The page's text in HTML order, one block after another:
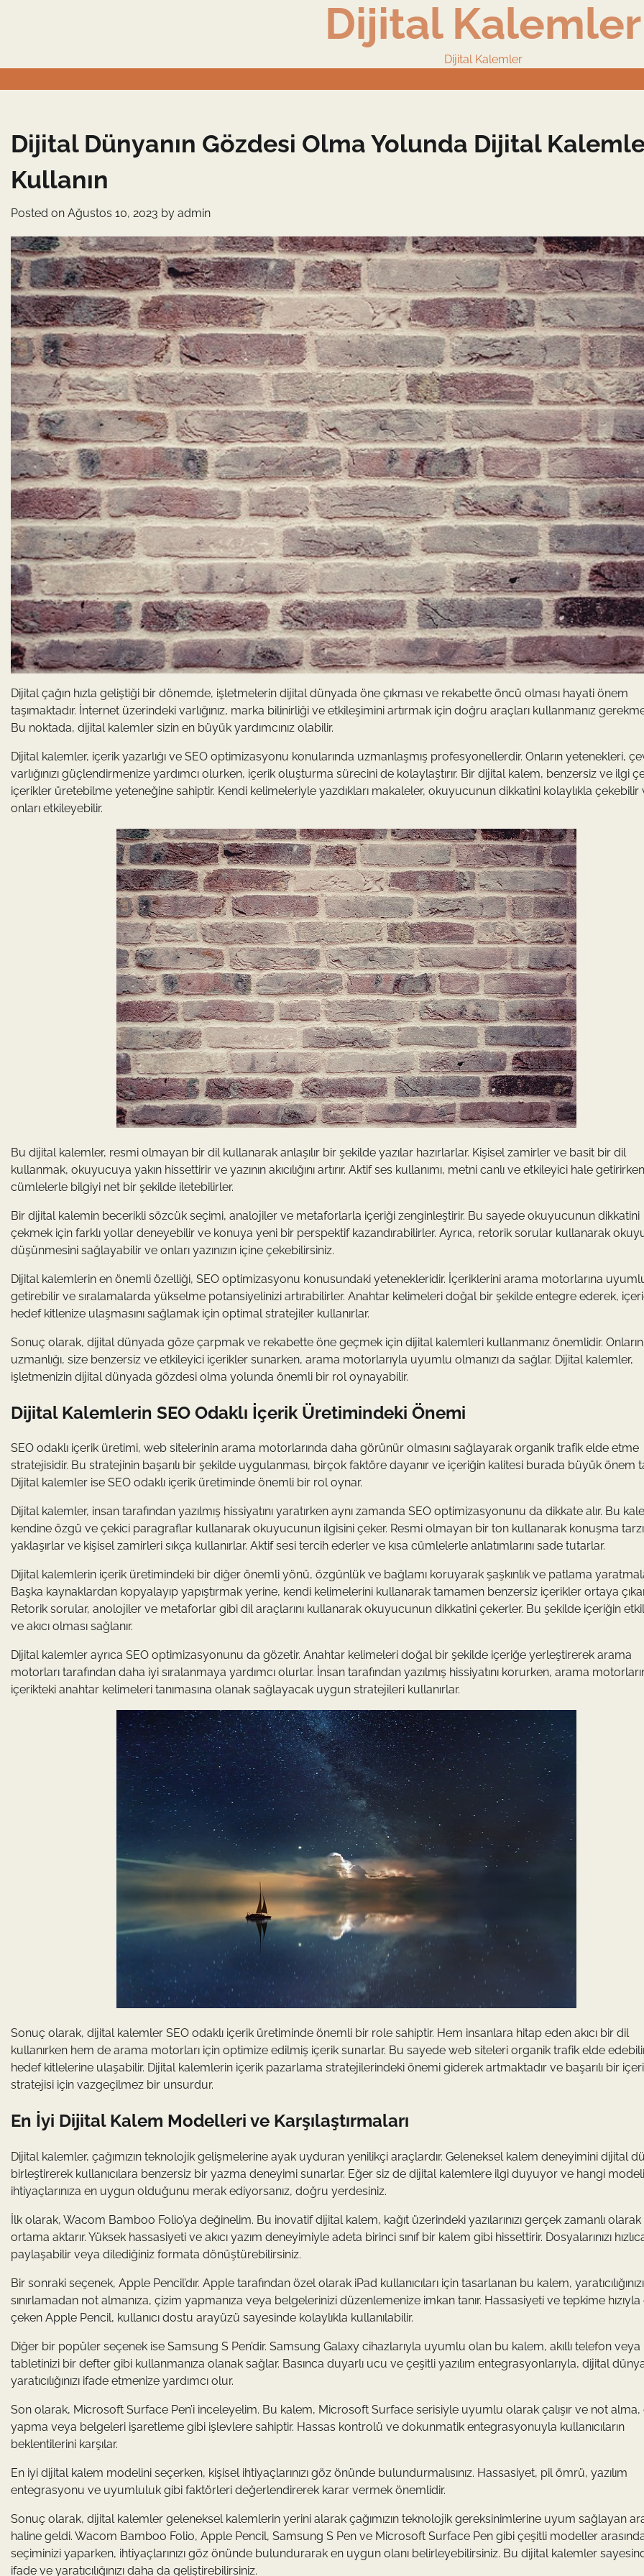
Dijital Kalemler
Dijital Kalemler
Dijital Dünyanın Gözdesi Olma Yolunda Dijital
Kullanın
Posted on Ağustos 10, 2023 by admin
Dijital çağın hızla geliştiği bir dönemde, işletmelerin dijital dünyada öne çıkması ve rekabette öncü olması hayati önem
taşımaktadır. İnternet üzerindeki varlığınız, marka bilinirliği ve etkileşimini artırmak için doğru araçları kullanmanız
Bu noktada, dijital kalemler sizin en büyük yardımcınız olabilir.
Dijital kalemler, içerik yazarlığı ve SEO optimizasyonu konularında uzmanlaşmış profesyonellerdir. Onların yetenekleri,
varlığınızı güçlendirmenize yardımcı olurken, içerik oluşturma sürecini de kolaylaştırır. Bir dijital kalem, benzersiz ve ilgi
içerikler üretebilme yeteneğine sahiptir. Kendi kelimeleriyle yazdıkları makaleler, okuyucunun dikkatini kolaylıkla çekebilir
onları etkileyebilir.
Bu dijital kalemler, resmi olmayan bir dil kullanarak anlaşılır bir şekilde yazılar hazırlarlar. Kişisel zamirler ve basit bir dil
kullanmak, okuyucuya yakın hissettirir ve yazının akıcılığını artırır. Aktif ses kullanımı, metni canlı ve etkileyici hale
cümlelerle bilgiyi net bir şekilde iletebilirler.
Bir dijital kalemin becerikli sözcük seçimi, analojiler ve metaforlarla içeriği zenginleştirir. Bu sayede okuyucunun dikkatini
çekmek için farklı yollar deneyebilir ve konuya yeni bir perspektif kazandırabilirler. Ayrıca, retorik sorular kullanarak
düşünmesini sağlayabilir ve onları yazınızın içine çekebilirsiniz.
Dijital kalemlerin en önemli özelliği, SEO optimizasyonu konusundaki yetenekleridir. İçeriklerini arama motorlarına
getirebilir ve sıralamalarda yükselme potansiyelinizi artırabilirler. Anahtar kelimeleri doğal bir şekilde entegre ederek,
hedef kitlenize ulaşmasını sağlamak için optimal stratejiler kullanırlar.
Sonuç olarak, dijital dünyada göze çarpmak ve rekabette öne geçmek için dijital kalemleri kullanmanız önemlidir. Onların
uzmanlığı, size benzersiz ve etkileyici içerikler sunarken, arama motorlarıyla uyumlu olmanızı da sağlar. Dijital kalemler,
işletmenizin dijital dünyada gözdesi olma yolunda önemli bir rol oynayabilir.
Dijital Kalemlerin SEO Odaklı İçerik Üretimindeki Önemi
SEO odaklı içerik üretimi, web sitelerinin arama motorlarında daha görünür olmasını sağlayarak organik trafik elde etme
stratejisidir. Bu stratejinin başarılı bir şekilde uygulanması, birçok faktöre dayanır ve içeriğin kalitesi burada büyük önem
Dijital kalemler ise SEO odaklı içerik üretiminde önemli bir rol oynar.
Dijital kalemler, insan tarafından yazılmış hissiyatını yaratırken aynı zamanda SEO optimizasyonunu da dikkate alır. Bu
kendine özgü ve çekici paragraflar kullanarak okuyucunun ilgisini çeker. Resmi olmayan bir ton kullanarak konuşma
yaklaşırlar ve kişisel zamirleri sıkça kullanırlar. Aktif sesi tercih ederler ve kısa cümlelerle anlatımlarını sade tutarlar.
Dijital kalemlerin içerik üretimindeki bir diğer önemli yönü, özgünlük ve bağlamı koruyarak şaşkınlık ve patlama
Başka kaynaklardan kopyalayıp yapıştırmak yerine, kendi kelimelerini kullanarak tamamen benzersiz içerikler ortaya
Retorik sorular, anolojiler ve metaforlar gibi dil araçlarını kullanarak okuyucunun dikkatini çekerler. Bu şekilde içeriğin
ve akıcı olması sağlanır.
Dijital kalemler ayrıca SEO optimizasyonunu da gözetir. Anahtar kelimeleri doğal bir şekilde içeriğe yerleştirerek arama
motorları tarafından daha iyi sıralanmaya yardımcı olurlar. İnsan tarafından yazılmış hissiyatını korurken, arama
içerikteki anahtar kelimeleri tanımasına olanak sağlayacak uygun stratejileri kullanırlar.
Sonuç olarak, dijital kalemler SEO odaklı içerik üretiminde önemli bir role sahiptir. Hem insanlara hitap eden akıcı bir dil
kullanırken hem de arama motorları için optimize edilmiş içerik sunarlar. Bu sayede web siteleri organik trafik elde
hedef kitlelerine ulaşabilir. Dijital kalemlerin içerik pazarlama stratejilerindeki önemi giderek artmaktadır ve başarılı bir
stratejisi için vazgeçilmez bir unsurdur.
En İyi Dijital Kalem Modelleri ve Karşılaştırmaları
Dijital kalemler, çağımızın teknolojik gelişmelerine ayak uyduran yenilikçi araçlardır. Geleneksel kalem deneyimini dijital
birleştirerek kullanıcılara benzersiz bir yazma deneyimi sunarlar. Eğer siz de dijital kalemlere ilgi duyuyor ve hangi
ihtiyaçlarınıza en uygun olduğunu merak ediyorsanız, doğru yerdesiniz.
İlk olarak, Wacom Bamboo Folio’ya değinelim. Bu inovatif dijital kalem, kağıt üzerindeki yazılarınızı gerçek zamanlı
ortama aktarır. Yüksek hassasiyeti ve akıcı yazım deneyimiyle adeta birinci sınıf bir kalem gibi hissettirir. Dosyalarınızı
paylaşabilir veya dilediğiniz formata dönüştürebilirsiniz.
Bir sonraki seçenek, Apple Pencil’dır. Apple tarafından özel olarak iPad kullanıcıları için tasarlanan bu kalem, yaratıcılığınızı
sınırlamadan not almanıza, çizim yapmanıza veya belgelerinizi düzenlemenize imkan tanır. Hassasiyeti ve tepkime
çeken Apple Pencil, kullanıcı dostu arayüzü sayesinde kolaylıkla kullanılabilir.
Diğer bir popüler seçenek ise Samsung S Pen’dir. Samsung Galaxy cihazlarıyla uyumlu olan bu kalem, akıllı telefon veya
tabletinizi bir defter gibi kullanmanıza olanak sağlar. Basınca duyarlı ucu ve çeşitli yazılım entegrasyonlarıyla, dijital
yaratıcılığınızı ifade etmenize yardımcı olur.
Son olarak, Microsoft Surface Pen’i inceleyelim. Bu kalem, Microsoft Surface serisiyle uyumlu olarak çalışır ve not alma,
yapma veya belgeleri işaretleme gibi işlevlere sahiptir. Hassas kontrolü ve dokunmatik entegrasyonuyla kullanıcıların
beklentilerini karşılar.
En iyi dijital kalem modelini seçerken, kişisel ihtiyaçlarınızı göz önünde bulundurmalısınız. Hassasiyet, pil ömrü, yazılım
entegrasyonu ve uyumluluk gibi faktörleri değerlendirerek karar vermek önemlidir.
Sonuç olarak, dijital kalemler geleneksel kalemlerin yerini alarak çağımızın teknolojik gereksinimlerine uyum sağlayan
haline geldi. Wacom Bamboo Folio, Apple Pencil, Samsung S Pen ve Microsoft Surface Pen gibi çeşitli modeller
seçiminizi yaparken, ihtiyaçlarınızı göz önünde bulundurarak en uygun olanı belirleyebilirsiniz. Bu dijital kalemler
ifade ve yaratıcılığınızı daha da geliştirebilirsiniz.